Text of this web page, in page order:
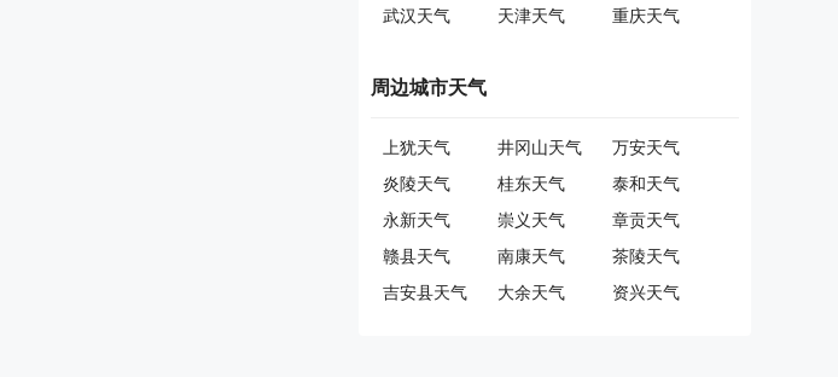
武汉天气
天津天气 重庆天气
周边城市天气
上犹天气 井冈山天气
万安天气
炎陵天气
桂东天气
泰和天气
永新天气
崇义天气
章贡天气
赣县天气
南康天气
茶陵天气
吉安县天气
大余天气 资兴天气